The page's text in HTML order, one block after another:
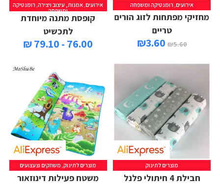
אירועים רומנטיקה ומשפחה
מחזיקי מפתחות לזוג הורים
טריים
₪5.60
₪3.60
אירועים אמנות, עיצוב ויצירה, רומנטיקה
ומשפחה
קופסת מתנה מיוחדת
לתכשיט
76.00 - 79.10 ₪
מוצרים לתינוק
חבילת 4 חיתולי פלנל
מוצרים לתינוק, משחקים וצעצועים
משטח פעילות דינוזאור